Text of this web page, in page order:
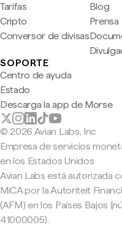
Tarifas
Cripto
Conversor de divisas
Blog
Prensa
SOPORTE
Centro de ayuda
Estado
Descarga la app de Morse
© 2026 Avian Labs, Inc
Empresa de servicios
en los Estados Unidos
Avian Labs está autorizada
MiCA por la Autoriteit
(AFM) en los Países Bajos
41000005).